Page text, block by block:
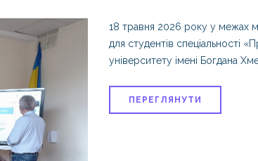
18 травня 2026 року у межах
для студентів спеціальності
університету імені Богдана
ПЕРЕГЛЯНУТИ